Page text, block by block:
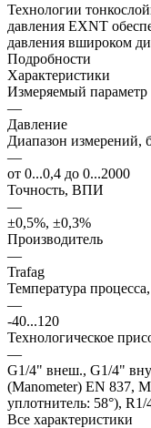
Технологии
давления EXNT
давления вшироком
Подробности
Характеристики
Измеряемый параметр
—
Давление
Диапазон измерений,
—
от 0...0,4 до 0...2000
Точность, ВПИ
—
±0,5%, ±0,3%
Производитель
—
Trafag
Температура
—
-40...120
Технологическое
—
G1/4" внеш., G1/4"
(Manometer) EN 837,
уплотнитель: 58°),
Все характеристики